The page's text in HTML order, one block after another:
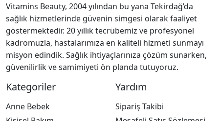
Vitamins Beauty, 2004 yılından bu yana Tekirdağ’da
sağlık hizmetlerinde güvenin simgesi olarak faaliyet
göstermektedir. 20 yıllık tecrübemiz ve profesyonel
kadromuzla, hastalarımıza en kaliteli hizmeti sunmayı
misyon edindik. Sağlık ihtiyaçlarınıza çözüm sunarken,
güvenilirlik ve samimiyeti ön planda tutuyoruz.
Kategoriler
Anne Bebek
Yardım
Sipariş Takibi